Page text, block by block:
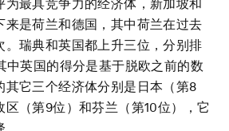
为最具竞争力的经济体，新加坡和
来是荷兰和德国，其中荷兰在过去
。瑞典和英国都上升三位，分别排
中英国的得分是基于脱欧之前的数
其它三个经济体分别是日本（第8
（第9位）和芬兰（第10位），它